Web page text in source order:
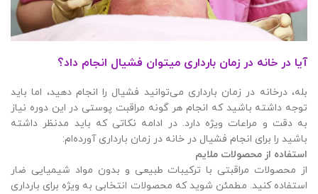
آیا در خانه در زمان بارداری میتوان فشیال انجام داد؟
بله، درخانه در زمان بارداری می‌توانید فشیال را انجام دهید، اما باید
توجه داشته باشید که انجام هر گونه مراقبت پوستی در این دوره نیاز
به دقت و مراعات ویژه دارد. در ادامه نکاتی که باید مدنظر داشته
باشید را برای انجام فشیال در خانه در زمان بارداری آورده‌ام:
استفاده از محصولات ملایم
از محصولات مراقبتی با ترکیبات طبیعی و بدون مواد شیمیایی ضار
استفاده کنید. مطمئن شوید که محصولات انتخابی به ویژه برای بارداری